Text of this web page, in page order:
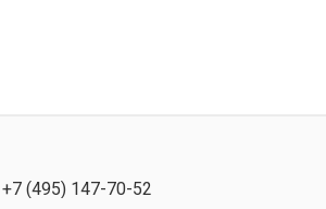
+7 (495) 147-70-52